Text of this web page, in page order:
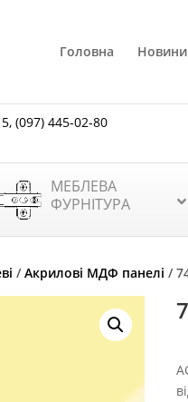
Головна Новини
,(097) 445-02-80
МЕБЛЕВА
ФУРНІТУРА
/Акрилові МДФ панелі /